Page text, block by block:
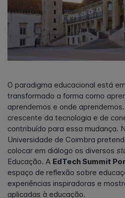
O paradigma educacional está
transformado a forma como
aprendemos e onde
crescente da tecnologia e de
contribuído para essa mudança.
Universidade de Coimbra
colocar em diálogo os diversos
Educação. A EdTech Summit
espaço de reflexão sobre
experiências inspiradoras e
aplicadas à educação.